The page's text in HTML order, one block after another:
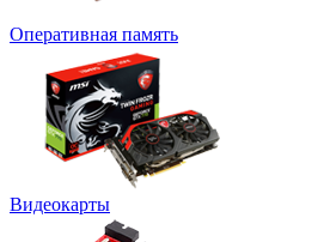
Оперативная память
Видеокарты